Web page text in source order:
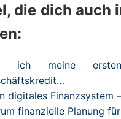
die dich auch
ich meine
digitales Finanzsystem
finanzielle Planung